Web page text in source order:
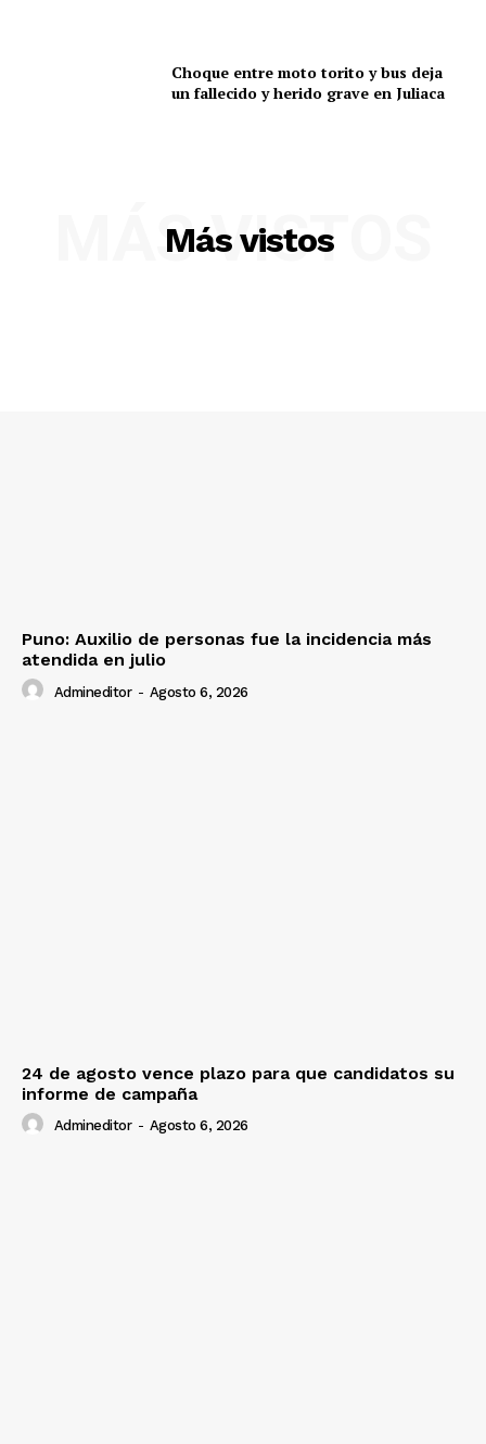
Nosotros
Contacto
Choque entre moto torito y bus deja
un fallecido y herido grave en Juliaca
Más vistos
MÁS VISTOS
Puno: Auxilio de personas fue la incidencia más
atendida en julio
Admineditor - Agosto 6, 2026
24 de agosto vence plazo para que candidatos su
informe de campaña
Admineditor - Agosto 6, 2026